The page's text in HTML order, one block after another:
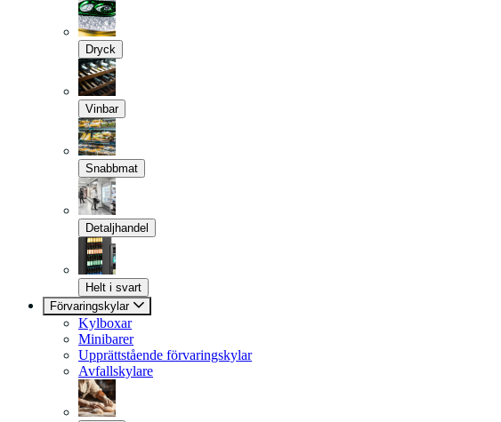
Dryck
Vinbar
Snabbmat
Detaljhandel
Helt i svart
Förvaringskylar
Kylboxar
Minibarer
Upprättstående förvaringskylar
Avfallskylare